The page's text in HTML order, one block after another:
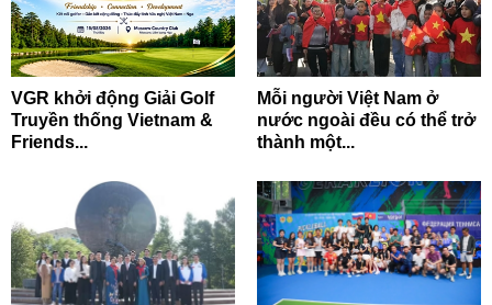
VGR khởi động Giải Golf
Truyền thống Vietnam &
Friends...
Mỗi người Việt Nam ở
nước ngoài đều có thể trở
thành một...